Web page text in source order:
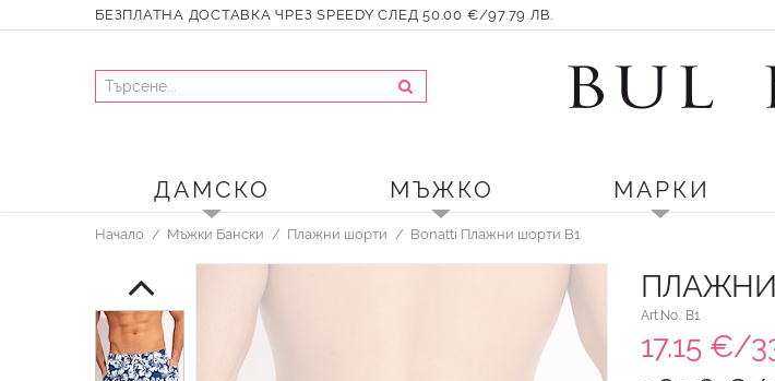
БЕЗПЛАТНА ДОСТАВКА ЧРЕЗ SPEEDY СЛЕД 50.00 €/97.79 ЛВ.
ДАМСКО МЪЖКО МАРКИ
Начало Мъжки Бански Плажни шорти Bonatti Плажни шорти B1
ПЛАЖНИ
Art.No.: B1
17.15 €/